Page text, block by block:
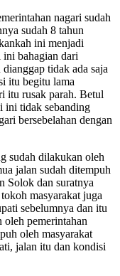
nagari sudah
sudah 8 tahun
ini menjadi
ini bahagian dari
tidak ada saja
itu begitu lama
itu rusak parah. Betul
ini tidak sebanding
bersebelahan dengan
sudah dilakukan oleh
jalan sudah ditempuh
Solok dan suratnya
masyarakat juga
sebelumnya dan itu
pemerintahan
oleh masyarakat
jalan itu dan kondisi